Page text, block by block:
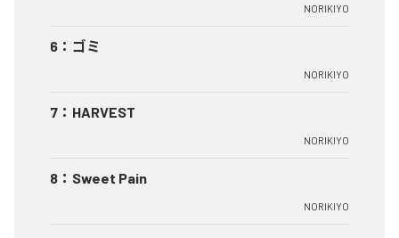
NORIKIYO
6 ： ゴミ
NORIKIYO
7 ： HARVEST
NORIKIYO
8 ： Sweet Pain
NORIKIYO